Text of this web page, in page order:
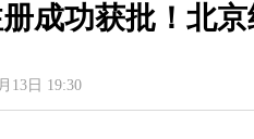
成功获批！北
13日 19:30